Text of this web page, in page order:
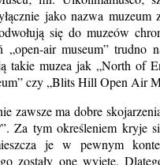
jako nazwa muzeum
się do muzeów
„open-air museum” trudno
takie muzea jak „North of
czy „Blits Hill Open Air
zawsze ma dobre
tym określeniem kryje
je w pewnym
zostały one wyjęte.